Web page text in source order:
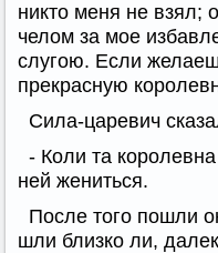
никто меня не взял;
челом за мое
слугою. Если
прекрасную
Сила-царевич
- Коли та
ней жениться.
После того пошли
шли близко ли,